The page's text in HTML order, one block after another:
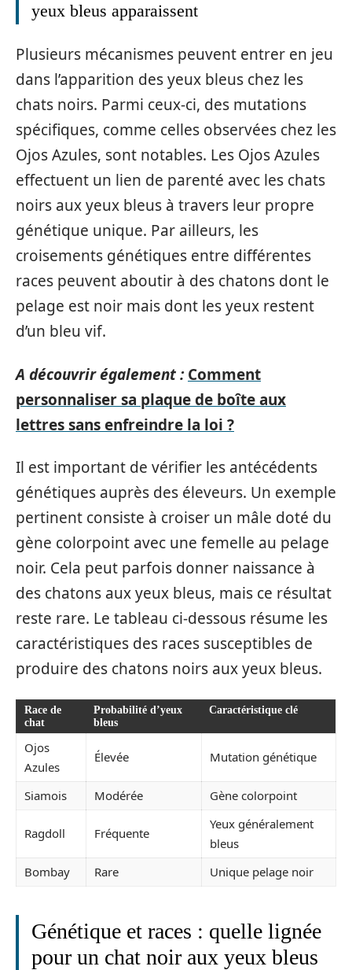
yeux bleus apparaissent
Plusieurs mécanismes peuvent entrer en jeu
dans l’apparition des yeux bleus chez les
chats noirs. Parmi ceux-ci, des mutations
spécifiques, comme celles observées chez les
Ojos Azules, sont notables. Les Ojos Azules
effectuent un lien de parenté avec les chats
noirs aux yeux bleus à travers leur propre
génétique unique. Par ailleurs, les
croisements génétiques entre différentes
races peuvent aboutir à des chatons dont le
pelage est noir mais dont les yeux restent
d’un bleu vif.
A découvrir également : Comment
personnaliser sa plaque de boîte aux
lettres sans enfreindre la loi ?
Il est important de vérifier les antécédents
génétiques auprès des éleveurs. Un exemple
pertinent consiste à croiser un mâle doté du
gène colorpoint avec une femelle au pelage
noir. Cela peut parfois donner naissance à
des chatons aux yeux bleus, mais ce résultat
reste rare. Le tableau ci-dessous résume les
caractéristiques des races susceptibles de
produire des chatons noirs aux yeux bleus.
Race de
chat
Probabilité d’yeux
bleus
Caractéristique clé
Ojos
Azules
Élevée Mutation génétique
Siamois Modérée Gène colorpoint
Ragdoll Fréquente
Yeux généralement
bleus
Bombay
Rare Unique pelage noir
Génétique et races : quelle lignée
pour un chat noir aux yeux bleus